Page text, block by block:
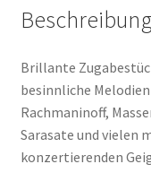
Beschreibung
Brillante
besinnliche Melodien
Rachmaninoff,
Sarasate und vielen
konzertierenden